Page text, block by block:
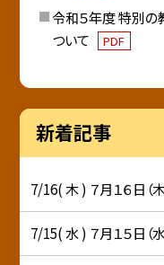
令和５年度 特別の
ついて
PDF
新着記事
7/16( 木 ) ７月１６日（
7/15( 水 ) ７月１５日